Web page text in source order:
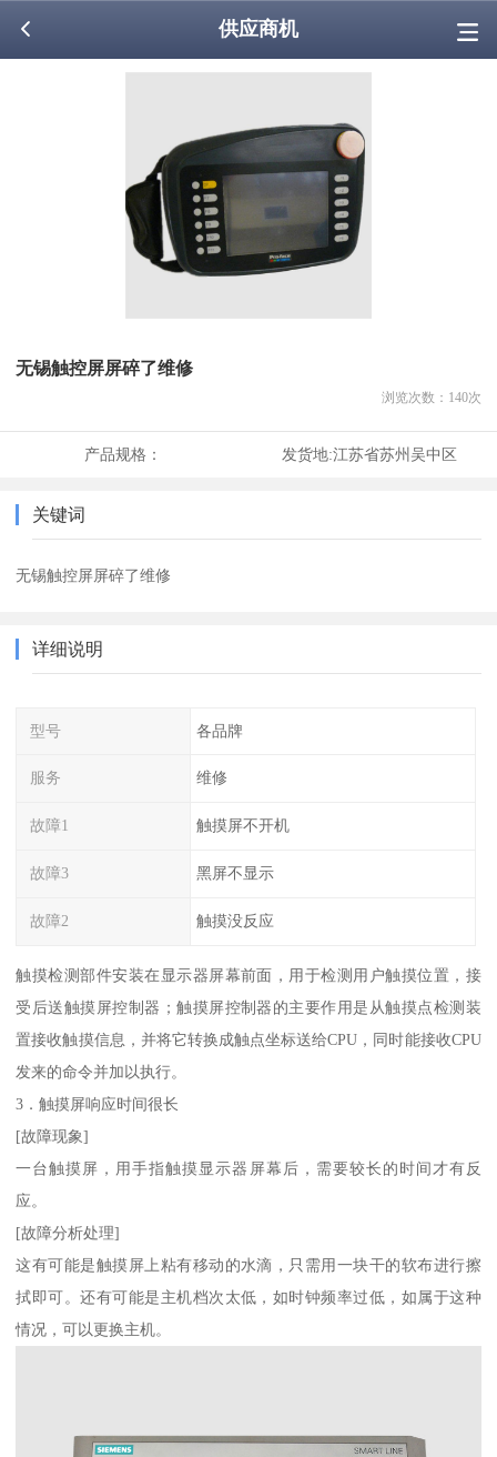
供应商机
无锡触控屏屏碎了维修
浏览次数： 140次
产品规格： 发货地:江苏省苏州吴中区
关键词
无锡触控屏屏碎了维修
详细说明
型号 各品牌
服务 维修
故障1 触摸屏不开机
故障3 黑屏不显示
故障2 触摸没反应
触摸检测部件安装在显示器屏幕前面，用于检测用户触摸位置，接
受后送触摸屏控制器；触摸屏控制器的主要作用是从触摸点检测装
置接收触摸信息，并将它转换成触点坐标送给CPU，同时能接收CPU
发来的命令并加以执行。
3．触摸屏响应时间很长
[故障现象]
一台触摸屏，用手指触摸显示器屏幕后，需要较长的时间才有反
应。
[故障分析处理]
这有可能是触摸屏上粘有移动的水滴，只需用一块干的软布进行擦
拭即可。还有可能是主机档次太低，如时钟频率过低，如属于这种
情况，可以更换主机。